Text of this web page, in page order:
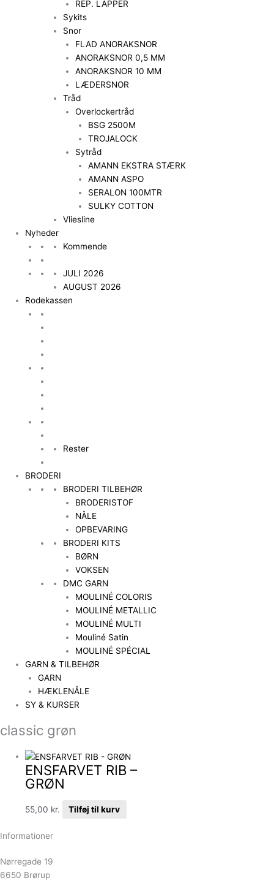
REP. LAPPER
Sykits
Snor
FLAD ANORAKSNOR
ANORAKSNOR 0,5 MM
ANORAKSNOR 10 MM
LÆDERSNOR
Tråd
Overlockertråd
BSG 2500M
TROJALOCK
Sytråd
AMANN EKSTRA STÆRK
AMANN ASPO
SERALON 100MTR
SULKY COTTON
Vliesline
Nyheder
Kommende
JULI 2026
AUGUST 2026
Rodekassen
Rester
BRODERI
BRODERI TILBEHØR
BRODERISTOF
NÅLE
OPBEVARING
BRODERI KITS
BØRN
VOKSEN
DMC GARN
MOULINÉ COLORIS
MOULINÉ METALLIC
MOULINÉ MULTI
Mouliné Satin
MOULINÉ SPÉCIAL
GARN & TILBEHØR
GARN
HÆKLENÅLE
SY & KURSER
classic grøn
ENSFARVET RIB –
GRØN
55,00 kr. Tilføj til kurv
Informationer
Nørregade 19
6650 Brørup